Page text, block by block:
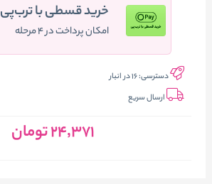
خرید قسطی با ترب‌پی
امکان پرداخت در ۴ مرحله
دسترسی:16 در انبار
ارسال سریع
24٬371تومان